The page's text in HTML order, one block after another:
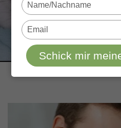
your
name
Type
your
email
Schick mir